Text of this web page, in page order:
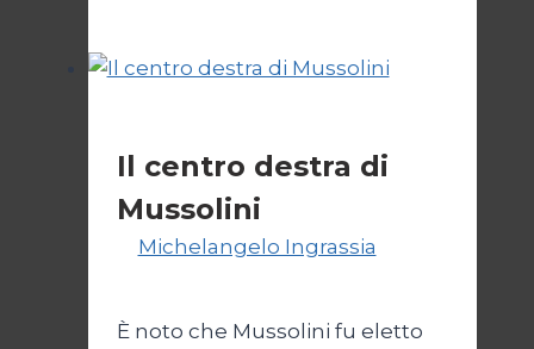
dell’Italia
Il centro destra di
Mussolini
Michelangelo Ingrassia
È noto che Mussolini fu eletto